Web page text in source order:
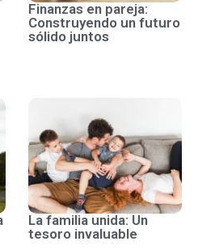
Finanzas en pareja:
Construyendo un futuro
sólido juntos
La familia unida: Un
tesoro invaluable